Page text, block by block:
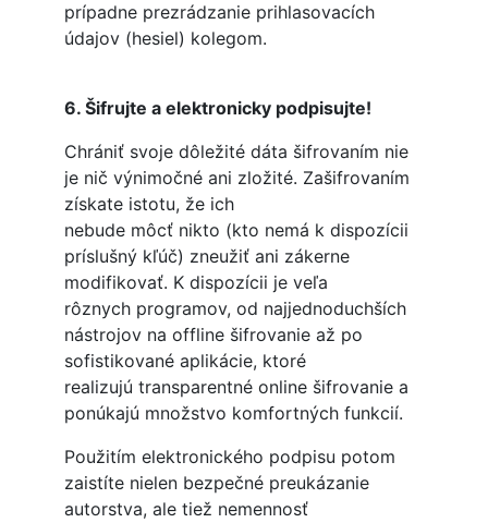
prípadne prezrádzanie prihlasovacích
údajov (hesiel) kolegom.
6. Šifrujte a elektronicky podpisujte!
Chrániť svoje dôležité dáta šifrovaním nie
je nič výnimočné ani zložité. Zašifrovaním
získate istotu, že ich
nebude môcť nikto (kto nemá k dispozícii
príslušný kľúč) zneužiť ani zákerne
modifikovať. K dispozícii je veľa
rôznych programov, od najjednoduchších
nástrojov na offline šifrovanie až po
sofistikované aplikácie, ktoré
realizujú transparentné online šifrovanie a
ponúkajú množstvo komfortných funkcií.
Použitím elektronického podpisu potom
zaistíte nielen bezpečné preukázanie
autorstva, ale tiež nemennosť